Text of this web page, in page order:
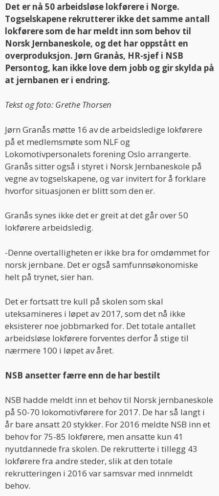
Det er nå 50 arbeidsløse lokførere i Norge.
Togselskapene rekrutterer ikke det samme antall
lokførere som de har meldt inn som behov til
Norsk Jernbaneskole, og det har oppstått en
overproduksjon. Jørn Granås, HR-sjef i NSB
Persontog, kan ikke love dem jobb og gir skylda på
at jernbanen er i endring.
Tekst og foto: Grethe Thorsen
Jørn Granås møtte 16 av de arbeidsledige lokførere
på et medlemsmøte som NLF og
Lokomotivpersonalets forening Oslo arrangerte.
Granås sitter også i styret i Norsk Jernbaneskole på
vegne av togselskapene, og var invitert for å forklare
hvorfor situasjonen er blitt som den er.
Granås synes ikke det er greit at det går over 50
lokførere arbeidsledig.
-Denne overtalligheten er ikke bra for omdømmet for
norsk jernbane. Det er også samfunnsøkonomiske
helt på trynet, sier han.
Det er fortsatt tre kull på skolen som skal
uteksamineres i løpet av 2017, som det nå ikke
eksisterer noe jobbmarked for. Det totale antallet
arbeidsløse lokførere forventes derfor å stige til
nærmere 100 i løpet av året.
NSB ansetter færre enn de har bestilt
NSB hadde meldt inn et behov til Norsk jernbaneskole
på 50-70 lokomotivførere for 2017. De har så langt i
år bare ansatt 20 stykker. For 2016 meldte NSB inn et
behov for 75-85 lokførere, men ansatte kun 41
nyutdannede fra skolen. De rekrutterte i tillegg 43
lokførere fra andre steder, slik at den totale
rekrutteringen i 2016 var samsvar med innmeldt
behov.